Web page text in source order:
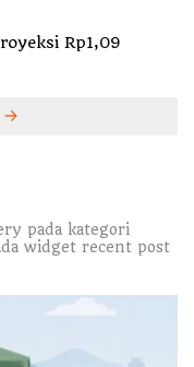
Rp1,09
pada kategori
widget recent post